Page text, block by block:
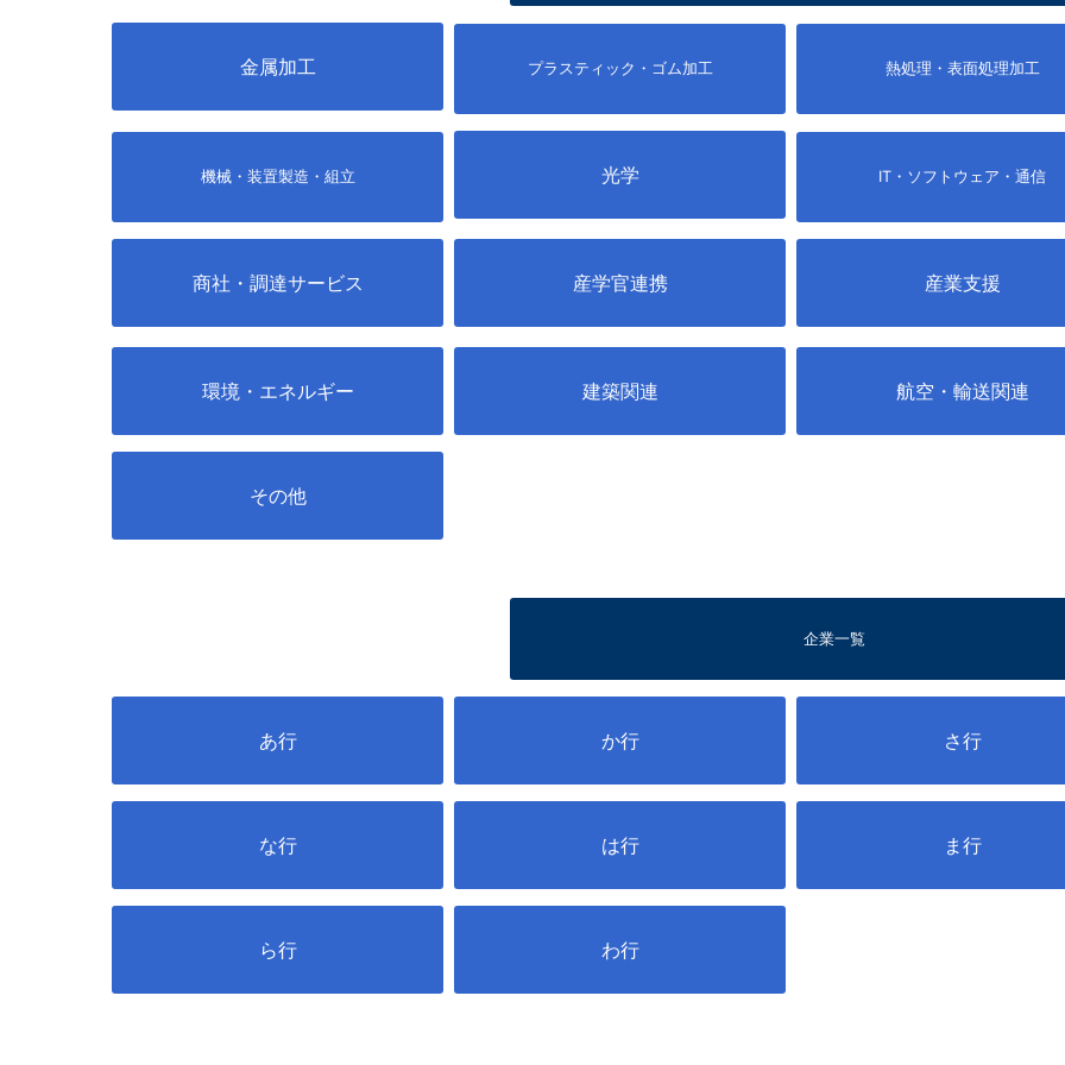
金属加工 プラスティック・ゴム加工 熱処理・表面処理加工
機械・装置製造・組立 光学 IT・ソフトウェア・通信
商社・調達サービス 産学官連携 産業支援
環境・エネルギー 建築関連 航空・輸送関連
その他
企業一覧
あ行 か行 さ行
な行 は行 ま行
ら行 わ行